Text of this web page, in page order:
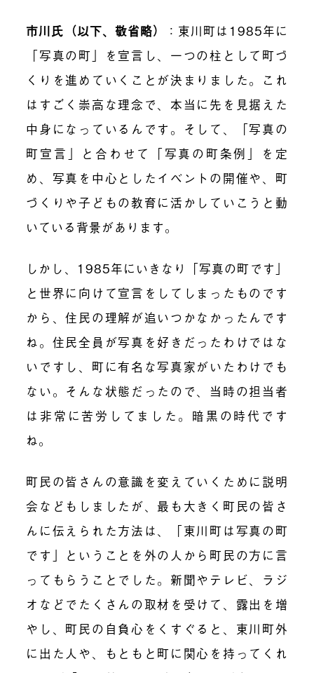
市川氏（以下、敬省略）
：東川町は1985年に
「写真の町」を宣言し、一つの柱として町づ
くりを進めていくことが決まりました。これ
はすごく崇高な理念で、本当に先を見据えた
中身になっているんです。そして、「写真の
町宣言」と合わせて
「写真の町条例」を定
め、写真を中心としたイベントの開催や、町
づくりや子どもの教育に活かしていこうと動
いている背景があります。
しかし、1985年にいきなり「写真の町です」
と世界に向けて宣言をしてしまったものです
から、住民の理解が追いつかなかったんです
ね。住民全員が写真を好きだったわけではな
いですし、町に有名な写真家がいたわけでも
ない。そんな状態だったので、当時の担当者
は非常に苦労してました。暗黒の時代です
ね。
町民の皆さんの意識を変えていくために説明
会などもしましたが、最も大きく町民の皆さ
んに伝えられた方法は、「東川町は写真の町
です」ということを外の人から町民の方に言
ってもらうことでした。新聞やテレビ、ラジ
オなどでたくさんの取材を受けて、露出を増
やし、町民の自負心をくすぐると、東川町外
に出た人や、もともと町に関心を持ってくれ